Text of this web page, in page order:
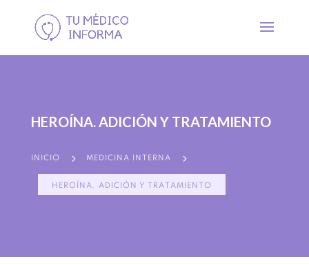
HEROÍNA. ADICIÓN Y TRATAMIENTO
INICIO 5 MEDICINA INTERNA 5
HEROÍNA. ADICIÓN Y TRATAMIENTO